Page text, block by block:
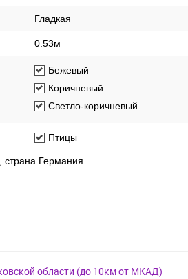
Гладкая
0.53м
Бежевый
Коричневый
Светло-коричневый
Птицы
Германия.
области (до 10км от МКАД)